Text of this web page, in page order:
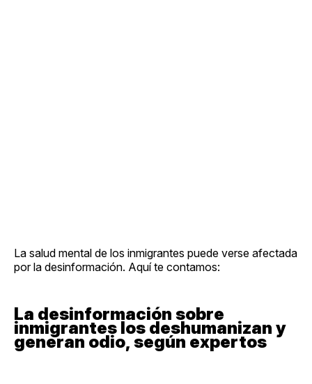
La salud mental de los inmigrantes puede verse afectada
por la desinformación. Aquí te contamos:
La desinformación sobre
inmigrantes los deshumanizan y
generan odio, según expertos